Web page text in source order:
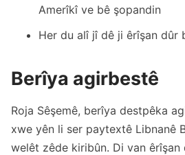
Amerîkî ve bê şopandin
Her du alî jî dê ji êrîşan dûr
Berîya agirbestê
Roja Sêşemê, berîya destpêka
xwe yên li ser paytextê Libnanê
welêt zêde kiribûn. Di van êrîşan